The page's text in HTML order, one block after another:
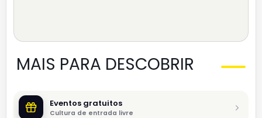
MAIS PARA DESCOBRIR
Eventos gratuitos
Cultura de entrada livre